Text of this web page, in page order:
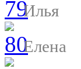
Илья
Елена